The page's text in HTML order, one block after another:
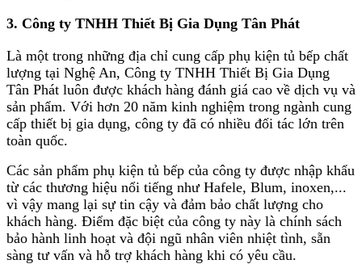
3. Công ty TNHH Thiết Bị Gia Dụng Tân Phát
Là một trong những địa chỉ cung cấp phụ kiện tủ bếp chất
lượng tại Nghệ An, Công ty TNHH Thiết Bị Gia Dụng
Tân Phát luôn được khách hàng đánh giá cao về dịch vụ và
sản phẩm. Với hơn 20 năm kinh nghiệm trong ngành cung
cấp thiết bị gia dụng, công ty đã có nhiều đối tác lớn trên
toàn quốc.
Các sản phẩm phụ kiện tủ bếp của công ty được nhập khẩu
từ các thương hiệu nổi tiếng như Hafele, Blum, inoxen,...
vì vậy mang lại sự tin cậy và đảm bảo chất lượng cho
khách hàng. Điểm đặc biệt của công ty này là chính sách
bảo hành linh hoạt và đội ngũ nhân viên nhiệt tình, sẵn
sàng tư vấn và hỗ trợ khách hàng khi có yêu cầu.